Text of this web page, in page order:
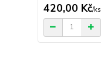
420,00 Kč/ks